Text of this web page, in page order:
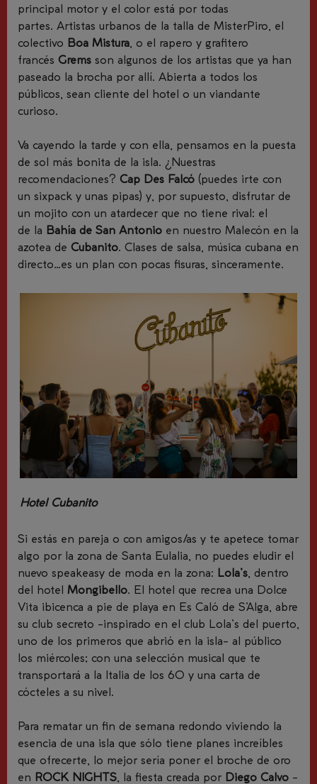
principal motor y el color está por todas
partes. Artistas urbanos de la talla de Mister Piro , el
colectivo Boa Mistura
o el rapero y grafitero
francés Grems son algunos de los artistas que ya han
paseado la brocha por allí. Abierta a todos los
públicos, sean cliente del hotel o un viandante
curioso.
Va cayendo la tarde y con ella, pensamos en la puesta
de sol más bonita de la isla. ¿Nuestras
recomendaciones? Cap Des Falcó (puedes irte con
un sixpack y unas pipas) y, por supuesto, disfrutar de
un mojito con un atardecer que no tiene rival: el
de la Bahía de San Antonio en nuestro Malecón en la
azotea de Cubanito. Clases de salsa, música cubana en
directo…es un plan con pocas fisuras, sinceramente.
Hotel Cubanito
Si estás en pareja o con amigos/as y te apetece tomar
algo por la zona de Santa Eulalia , no puedes eludir el
nuevo speakeasy de moda en la zona: Lola’s , dentro
del hotel Mongibello. El hotel que recrea una Dolce
Vita ibicenca a pie de playa en Es Caló de S’Alga , abre
su club secreto -inspirado en el club Lola’s del puerto,
uno de los primeros que abrió en la isla- al público
los miércoles; con una selección musical que te
transportará a la Italia de los 60 y una carta de
cócteles a su nivel.
Para rematar un fin de semana redondo viviendo la
esencia de una isla que sólo tiene planes increíbles
que ofrecerte, lo mejor sería poner el broche de oro
en ROCK NIGHTS , la fiesta creada por Diego Calvo -